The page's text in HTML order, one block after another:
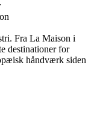
Fra La Maison i
destinationer for
håndværk siden